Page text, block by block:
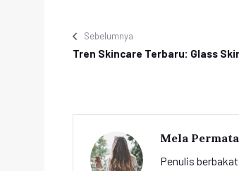
Sebelumnya
Tren Skincare Terbaru: Glass
Mela
Penulis